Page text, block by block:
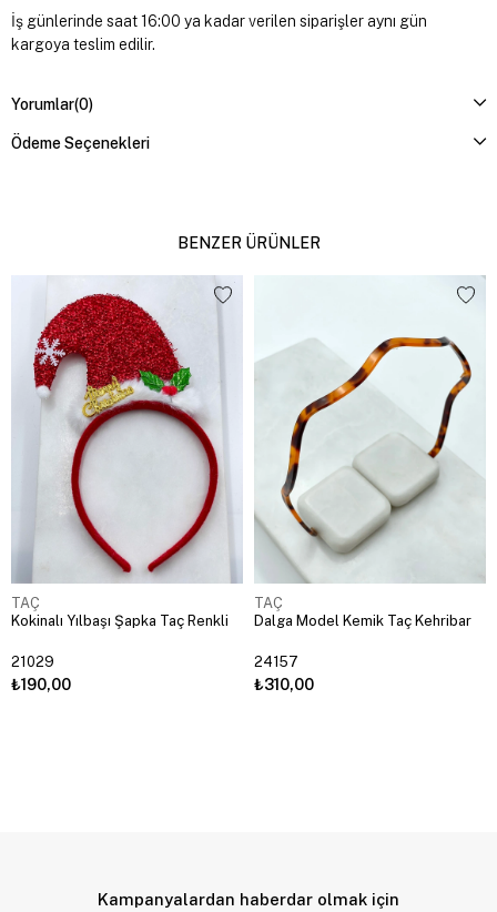
İş günlerinde saat 16:00 ya kadar verilen siparişler aynı gün
kargoya teslim edilir.
Yorumlar(0)
Ödeme Seçenekleri
BENZER ÜRÜNLER
TAÇ
Kokinalı Yılbaşı Şapka Taç Renkli
21029
₺190,00
TAÇ
Dalga Model Kemik Taç Kehribar
24157
₺310,00
Kampanyalardan haberdar olmak için